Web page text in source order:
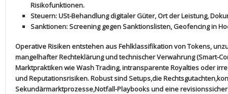
Risikofunktionen.
Steuern:USt-Behandlung ‌digitaler Güter,⁤ Ort der Leistung,
Sanktionen:⁢Screening gegen Sanktionslisten, Geofencing in
Operative Risiken entstehen ausFehlklassifikationvon Tokens,
mangelhafter Rechteklärung und technischer Verwahrung (Smart-
Marktpraktiken wie Wash Trading, intransparente Royalties oder
und Reputationsrisiken. Robust sind Setups,die‍
Sekundärmarktprozesse,Notfall-Playbooks und eine